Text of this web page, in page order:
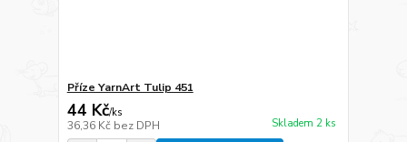
Příze YarnArt Tulip 451
44 Kč/ks
36,36 Kč bez DPH Skladem 2 ks